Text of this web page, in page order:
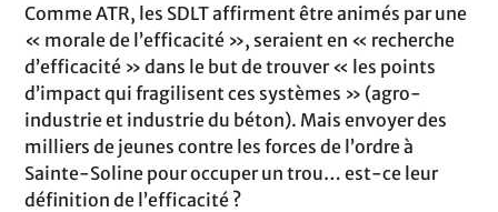
Comme ATR, les SDLT affirment être animés par une
« morale de l’efficacité », seraient en « recherche
d’efficacité » dans le but de trouver « les points
d’impact qui fragilisent ces systèmes » (agro-
industrie et industrie du béton). Mais envoyer des
milliers de jeunes contre les forces de l’ordre à
Sainte-Soline pour occuper un trou… est-ce leur
définition de l’efficacité ?